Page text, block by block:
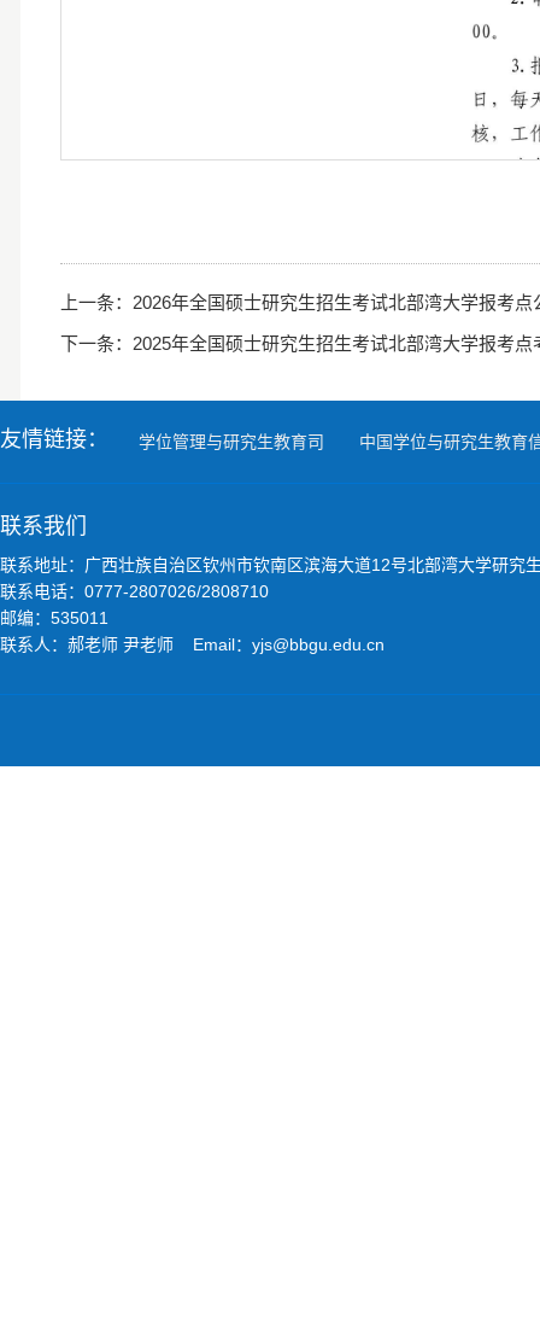
上一条： 2026年全国硕士研究生招生考试北部湾大学报考点
下一条： 2025年全国硕士研究生招生考试北部湾大学报考点
友情链接： 学位管理与研究生教育司 中国学位与研究生教育
联系我们
联系地址：广西壮族自治区钦州市钦南区滨海大道12号北部湾大学研究
联系电话：0777-2807026/2808710
邮编：535011
联系人：郝老师 尹老师 Email：yjs@bbgu.edu.cn